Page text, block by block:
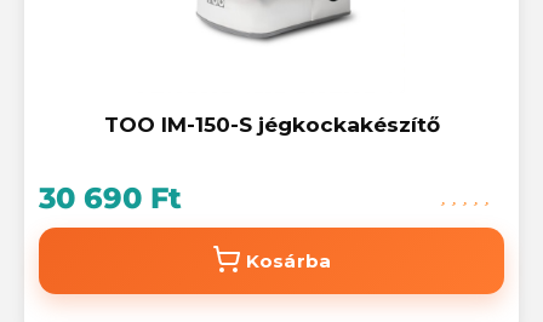
TOO IM-150-S jégkockakészítő
30 690 Ft
Kosárba